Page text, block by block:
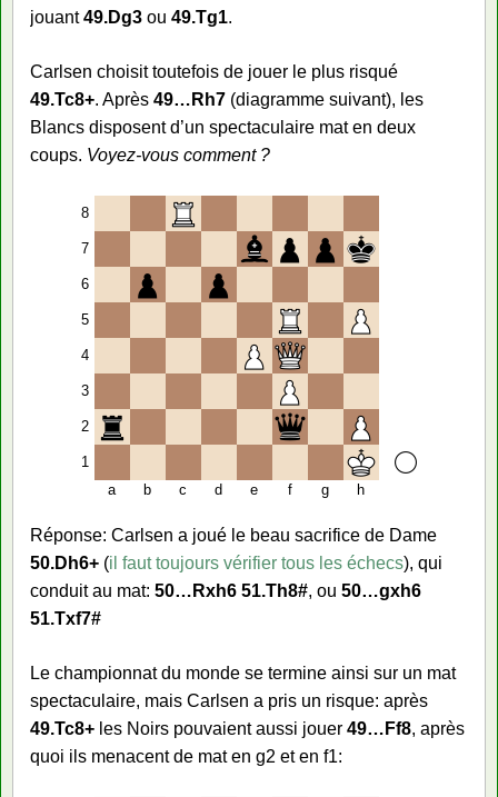
jouant49.Dg3 ou 49.Tg1.
Carlsen choisit toutefois de jouer le plus risqué
49.Tc8+. Après 49…Rh7 (diagramme suivant), les
Blancs disposent d’un spectaculaire mat en deux
coups. Voyez-vous comment ?
8
7
6
5
4
3
2
1
a
b c d e f g h
Réponse: Carlsen a joué le beau sacrifice de Dame
50.Dh6+ (il faut toujours vérifier tous les échecs), qui
conduit au mat: 50…Rxh6 51.Th8#, ou 50…gxh6
51.Txf7#
Le championnat du monde se termine ainsi sur un mat
spectaculaire, mais Carlsen a pris un risque: après
49.Tc8+ les Noirs pouvaient aussi jouer 49…Ff8, après
quoi ils menacent de mat en g2 et en f1: